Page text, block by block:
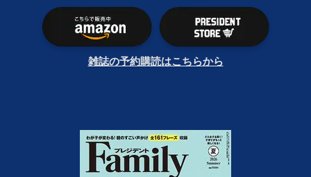
雑誌の予約購読はこちらから